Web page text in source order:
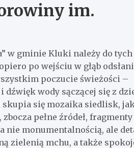
im.
w gminie Kluki należy do tych
po wejściu w głąb
poczucie świeżości –
wody sączącej się z
się mozaika siedlisk,
pełne źródeł,
nie monumentalnością, ale
zielenią mchu, a także